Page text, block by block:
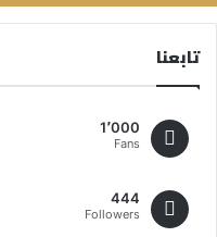
تابعنا
1٬000
Fans
444
Followers